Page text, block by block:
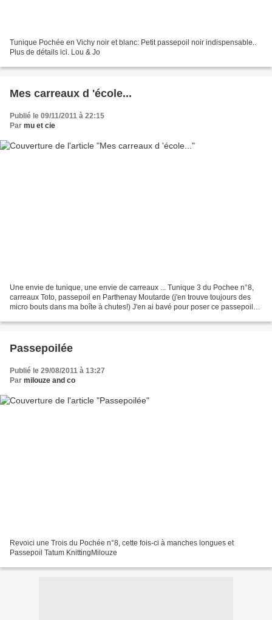
Tunique Pochée en Vichy noir et blanc: Petit passepoil noir indispensable..
Plus de détails ici. Lou & Jo
Mes carreaux d 'école...
Publié le 09/11/2011 à 22:15
Par mu et cie
Une envie de tunique, une envie de carreaux ... Tunique 3 du Pochee n°8,
carreaux Toto, passepoil en Parthenay Moutarde (j'en trouve toujours des
micro bouts dans ma boîte à chutes!) J'en ai bavé pour poser ce passepoil
Passepoilée
Publié le 29/08/2011 à 13:27
Par milouze and co
Revoici une Trois du Pochée n°8, cette fois-ci à manches longues et
Passepoil Tatum KnittingMilouze